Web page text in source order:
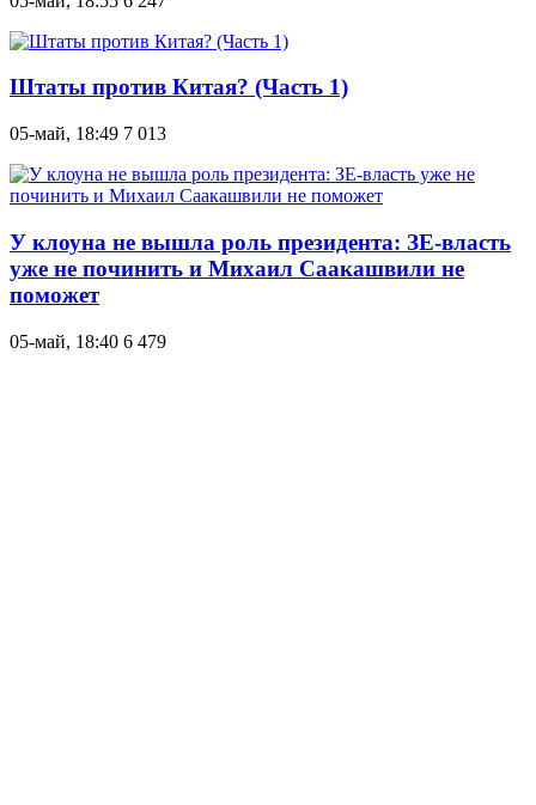
Штаты против Китая? (Часть 1)
05-май, 18:49 7 013
У клоуна не вышла роль президента: ЗЕ-власть
уже не починить и Михаил Саакашвили не
поможет
05-май, 18:40 6 479